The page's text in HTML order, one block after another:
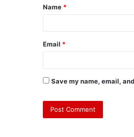
Name *
Email *
Save my name, email,